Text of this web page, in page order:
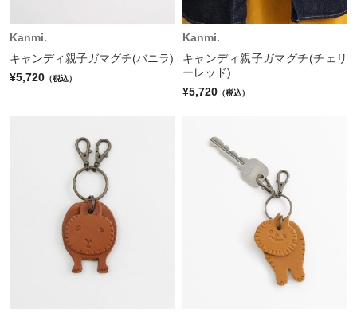
Kanmi.
キャンディ親子ガマグチ(バニラ)
¥5,720 （税込）
Kanmi.
キャンディ親子ガマグチ(チェリ
ーレッド)
¥5,720 （税込）